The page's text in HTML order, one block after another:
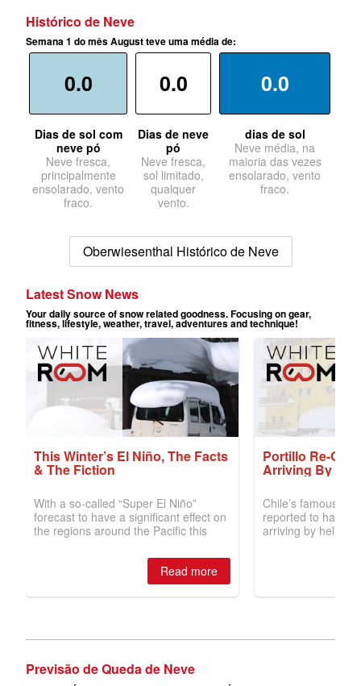
Histórico de Neve
Semana 1 do mês August teve uma média de:
0.0
Dias de sol com
neve pó
Neve fresca,
principalmente
ensolarado, vento
fraco.
0.0
Dias de neve
pó
Neve fresca,
sol limitado,
qualquer
vento.
0.0
dias de sol
Neve média, na
maioria das vezes
ensolarado, vento
fraco.
Oberwiesenthal Histórico de Neve
Previsão de Queda de Neve